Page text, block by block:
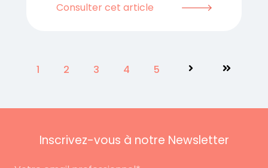
Consulter cet article
1 2 3 4 5 Suivant Dernier
Inscrivez-vous à notre Newsletter